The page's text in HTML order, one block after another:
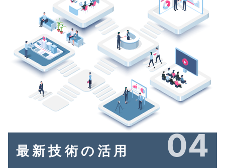
04
最新技術の活用